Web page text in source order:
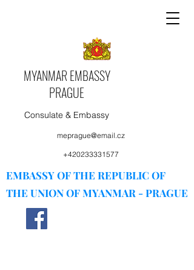
MYANMAR EMBASSY
PRAGUE
Consulate & Embassy
meprague@email.cz
+420233331577
EMBASSY OF THE REPUBLIC OF
THE UNION OF MYANMAR - PRAGUE